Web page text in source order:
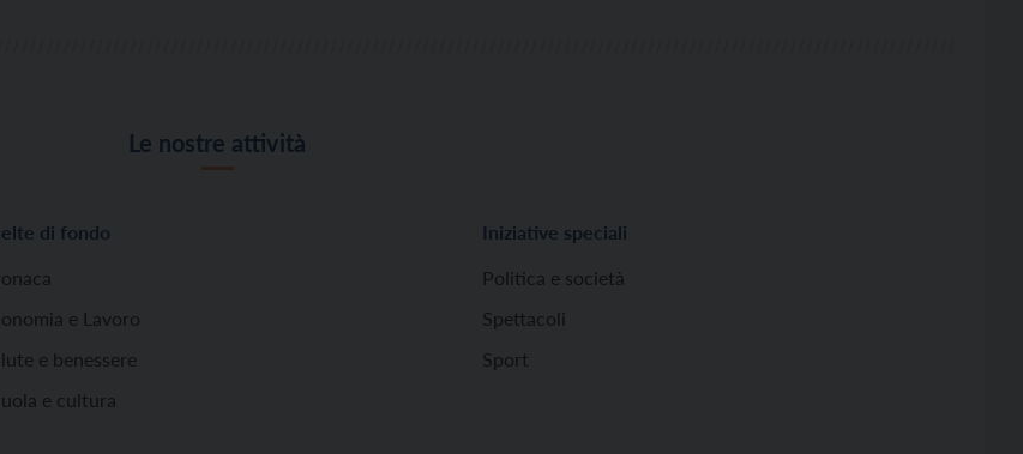
Le nostre attività
di fondo
e Lavoro
e benessere
e cultura
Iniziative speciali
Politica e società
Spettacoli
Sport